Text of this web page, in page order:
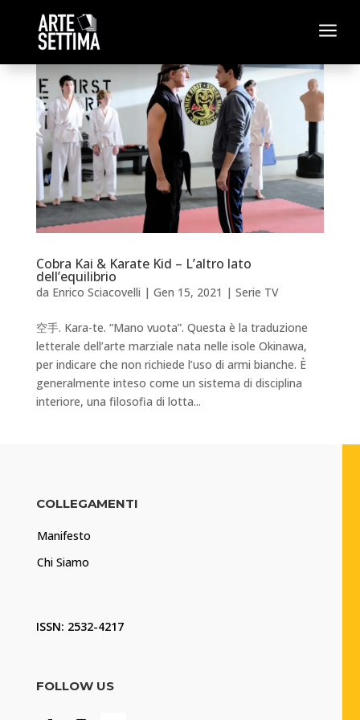
a
Cobra Kai & Karate Kid – L’altro lato
dell’equilibrio
da Enrico Sciacovelli | Gen 15, 2021 | Serie TV
空手. Kara-te. “Mano vuota”. Questa è la traduzione
letterale dell’arte marziale nata nelle isole Okinawa,
per indicare che non richiede l’uso di armi bianche. È
generalmente inteso come un sistema di disciplina
interiore, una filosofia di lotta...
COLLEGAMENTI
Manifesto
Chi Siamo
ISSN: 2532-4217
FOLLOW US